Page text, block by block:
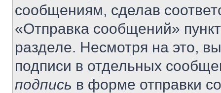
сообщениям, сделав
«Отправка сообщений»
разделе. Несмотря на это,
подписи в отдельных
подпись в форме отправки